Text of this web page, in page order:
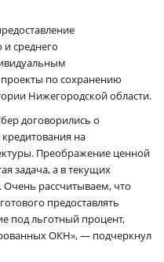
среднего
по сохранению
Нижегородской области.
договорились о
на
Преображение ценной
задача, а в текущих
Очень рассчитываем, что
предоставлять
под льготный процент,
ОКН», — подчеркнул